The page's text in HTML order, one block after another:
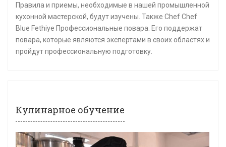
Правила и приемы, необходимые в нашей промышленной
кухонной мастерской, будут изучены. Также Chef Chef
Blue Fethiye Профессиональные повара. Его поддержат
повара, которые являются экспертами в своих областях и
пройдут профессиональную подготовку.
Кулинарное обучение